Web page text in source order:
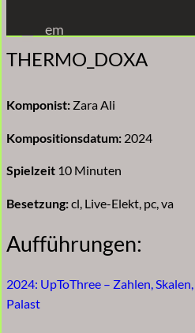
Inhalt
springen
em
THERMO_DOXA
Komponist:Zara Ali
Kompositionsdatum: 2024
Spielzeit 10 Minuten
Besetzung:cl, Live-Elekt, pc, va
Aufführungen:
2024: UpToThree – Zahlen,
Palast